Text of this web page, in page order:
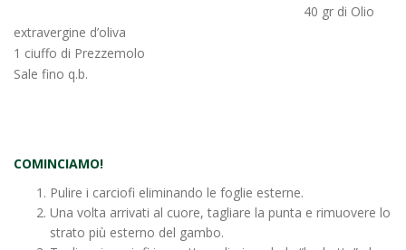
40 gr di Olio
extravergine d’oliva
1 ciuffo di Prezzemolo
Sale fino q.b.
COMINCIAMO!
Pulire i carciofi eliminando le foglie esterne.
Una volta arrivati al cuore, tagliare la punta e rimuovere lo
strato più esterno del gambo.